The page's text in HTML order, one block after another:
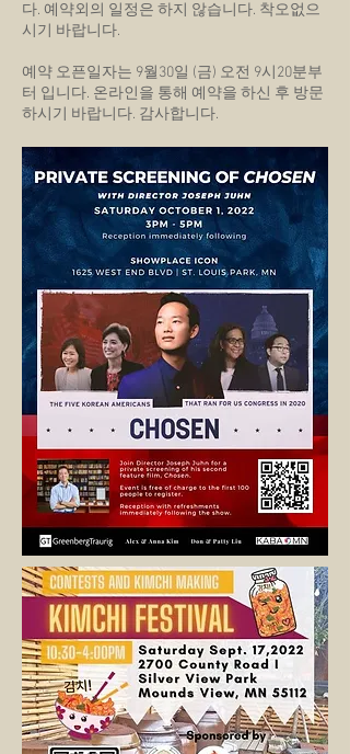
다. 예약외의 일정은 하지 않습니다. 착오없으
시기 바랍니다.
예약 오픈일자는 9월30일 (금) 오전 9시20분부
터 입니다. 온라인을 통해 예약을 하신 후 방문
하시기 바랍니다. 감사합니다.